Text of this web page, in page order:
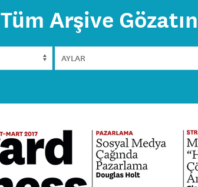
Tüm Arşive Gözatın